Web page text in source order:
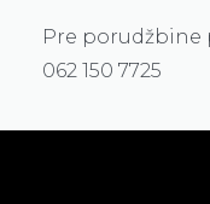
Pre porudžbine
062 150 7725